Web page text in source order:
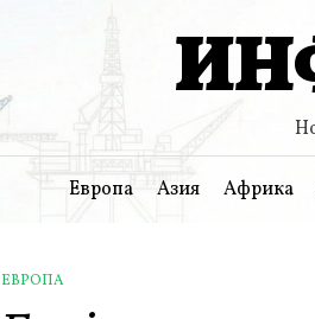
Европа Азия Африка
ОПУБЛИКОВАНО
В
ЕВРОПА